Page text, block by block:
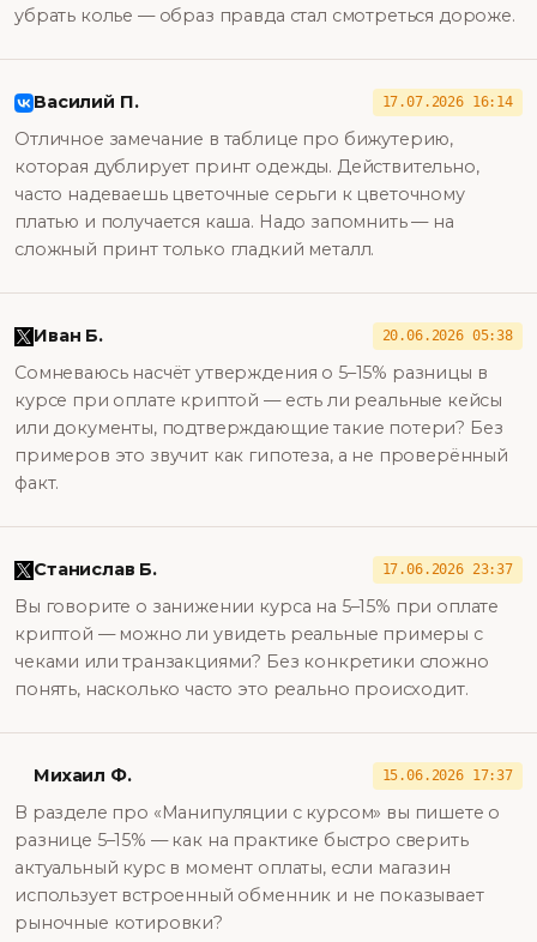
убрать колье — образ правда стал смотреться дороже.
Василий П. 17.07.2026 16:14
Отличное замечание в таблице про бижутерию,
которая дублирует принт одежды. Действительно,
часто надеваешь цветочные серьги к цветочному
платью и получается каша. Надо запомнить — на
сложный принт только гладкий металл.
Иван Б. 20.06.2026 05:38
Сомневаюсь насчёт утверждения о 5–15% разницы в
курсе при оплате криптой — есть ли реальные кейсы
или документы, подтверждающие такие потери? Без
примеров это звучит как гипотеза, а не проверённый
факт.
Станислав Б. 17.06.2026 23:37
Вы говорите о занижении курса на 5–15% при оплате
криптой — можно ли увидеть реальные примеры с
чеками или транзакциями? Без конкретики сложно
понять, насколько часто это реально происходит.
Михаил Ф. 15.06.2026 17:37
В разделе про «Манипуляции с курсом» вы пишете о
разнице 5–15% — как на практике быстро сверить
актуальный курс в момент оплаты, если магазин
использует встроенный обменник и не показывает
рыночные котировки?